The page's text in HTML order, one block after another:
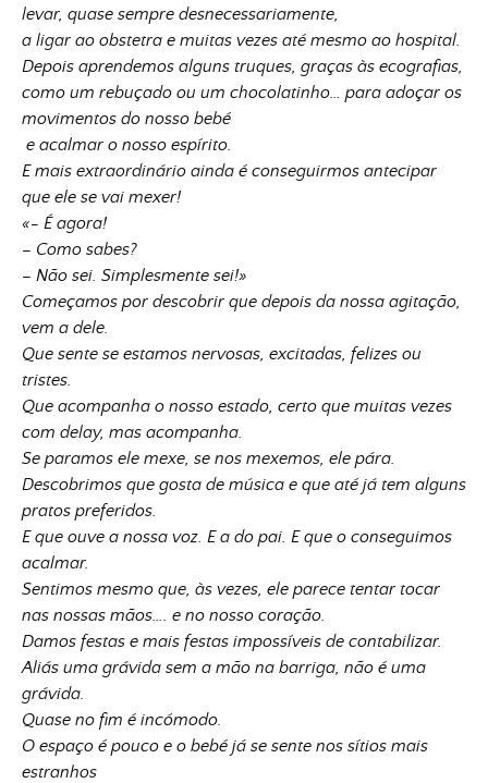
levar, quase sempre desnecessariamente,
a ligar ao obstetra e muitas vezes até mesmo ao hospital.
Depois aprendemos alguns truques, graças às ecografias,
como um rebuçado ou um chocolatinho… para adoçar os
movimentos do nosso bebé
e acalmar o nosso espírito.
E mais extraordinário ainda é conseguirmos antecipar
que ele se vai mexer!
«- É agora!
– Como sabes?
– Não sei. Simplesmente sei!»
Começamos por descobrir que depois da nossa agitação,
vem a dele.
Que sente se estamos nervosas, excitadas, felizes ou
tristes.
Que acompanha o nosso estado, certo que muitas vezes
com delay, mas acompanha.
Se paramos ele mexe, se nos mexemos, ele pára.
Descobrimos que gosta de música e que até já tem alguns
pratos preferidos.
E que ouve a nossa voz. E a do pai. E que o conseguimos
acalmar.
Sentimos mesmo que, às vezes, ele parece tentar tocar
nas nossas mãos…. e no nosso coração.
Damos festas e mais festas impossíveis de contabilizar.
Aliás uma grávida sem a mão na barriga, não é uma
grávida.
Quase no fim é incómodo.
O espaço é pouco e o bebé já se sente nos sítios mais
estranhos